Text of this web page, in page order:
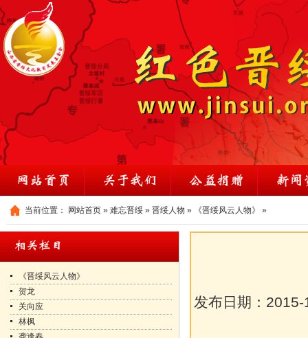
当前位置： 网站首页 » 难忘晋绥 » 晋绥人物 » 《晋绥风云人物》 »
《晋绥风云人物》
贺龙
关向应
林枫
发布日期： 2015-